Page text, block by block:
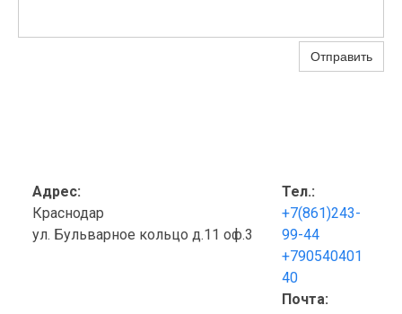
Отправить
Адрес:
Краснодар
ул. Бульварное кольцо д.11 оф.3
Тел.:
+7(861)243-
99-44
+790540401
40
Почта: